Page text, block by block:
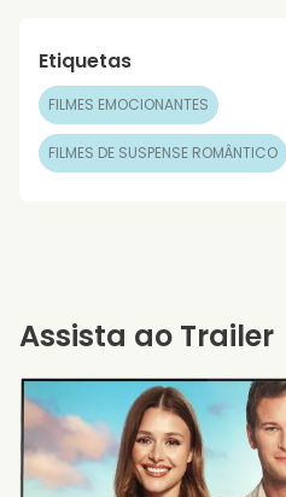
Etiquetas
FILMES EMOCIONANTES
FILMES DE SUSPENSE ROMÂNTICO
Assista ao Trailer